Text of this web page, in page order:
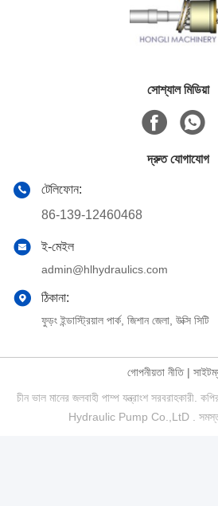
সোশ্যাল মিডিয়া
দ্রুত যোগাযোগ
টেলিফোন:
86-139-12460468
ই-মেইল
admin@hlhydraulics.com
ঠিকানা:
ফুড়ং ইন্ডাস্ট্রিয়াল পার্ক, জিশান জেলা, উক্সি সিটি
গোপনীয়তা নীতি|
চীন ভাল মানের জলবাহী পাম্প যন্ত্রাংশ
Hydraulic Pump Co.,LtD . সমস্ত